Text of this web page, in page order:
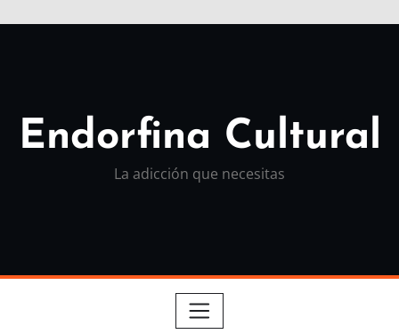
Endorfina Cultural
La adicción que necesitas